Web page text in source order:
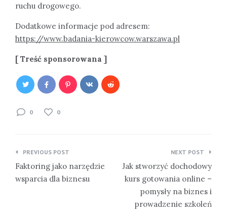
ruchu drogowego.
Dodatkowe informacje pod adresem:
https://www.badania-kierowcow.warszawa.pl
[ Treść sponsorowana ]
0 0
Nawigacja
wpisu
PREVIOUS POST
Faktoring jako narzędzie
wsparcia dla biznesu
NEXT POST
Jak stworzyć dochodowy
kurs gotowania online –
pomysły na biznes i
prowadzenie szkoleń